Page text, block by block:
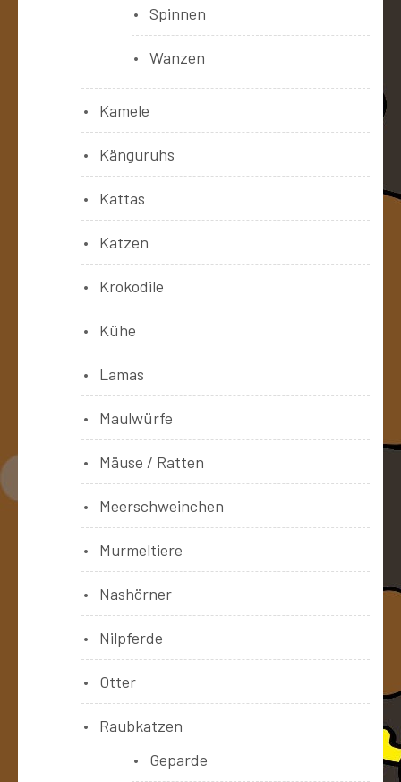
Spinnen
Wanzen
Kamele
Känguruhs
Kattas
Katzen
Krokodile
Kühe
Lamas
Maulwürfe
Mäuse / Ratten
Meerschweinchen
Murmeltiere
Nashörner
Nilpferde
Otter
Raubkatzen
Geparde